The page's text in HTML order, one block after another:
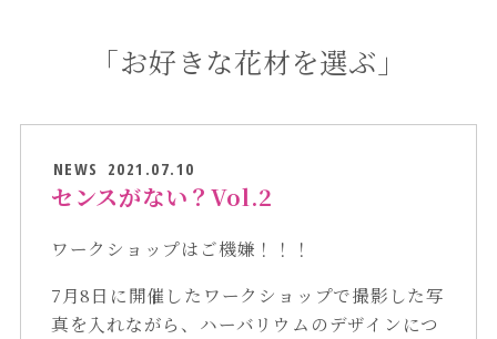
「お好きな花材を選ぶ」
NEWS 2021.07.10
センスがない？Vol.2
ワークショップはご機嫌！！！
7月8日に開催したワークショップで撮影した写
真を入れながら、ハーバリウムのデザインにつ